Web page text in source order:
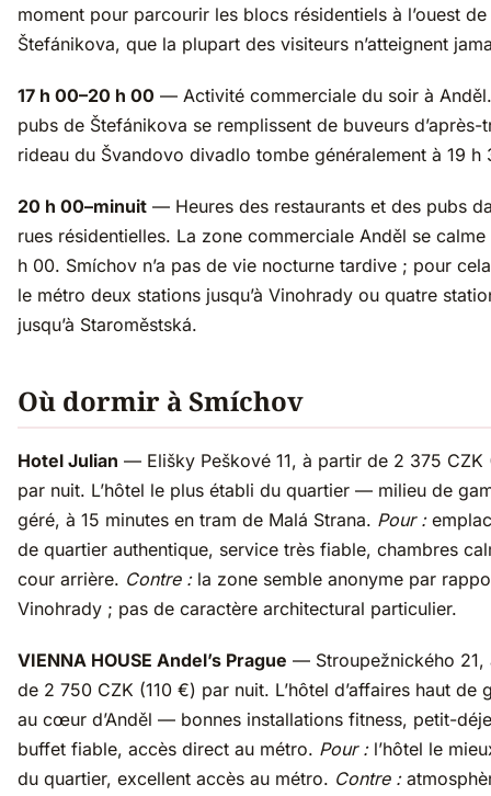
moment pour parcourir les blocs résidentiels à l’ouest de
Štefánikova, que la plupart des visiteurs n’atteignent
17 h 00–20 h 00 — Activité commerciale du soir à
pubs de Štefánikova se remplissent de buveurs d’après-
rideau du Švandovo divadlo tombe généralement à 19 h
20 h 00–minuit — Heures des restaurants et des pubs
rues résidentielles. La zone commerciale Anděl se calme
h 00. Smíchov n’a pas de vie nocturne tardive ; pour
le métro deux stations jusqu’à Vinohrady ou quatre
jusqu’à Staroměstská.
Où dormir à Smíchov
Hotel Julian — Elišky Peškové 11, à partir de 2 375
par nuit. L’hôtel le plus établi du quartier — milieu de
géré, à 15 minutes en tram de Malá Strana. Pour :
de quartier authentique, service très fiable, chambres
cour arrière. Contre :la zone semble anonyme par
Vinohrady ; pas de caractère architectural particulier.
VIENNA HOUSE Andel’s Prague — Stroupežnického 21,
de 2 750 CZK (110 €) par nuit. L’hôtel d’affaires haut de
au cœur d’Anděl — bonnes installations fitness, petit-
buffet fiable, accès direct au métro. Pour :l’hôtel le
du quartier, excellent accès au métro. Contre :